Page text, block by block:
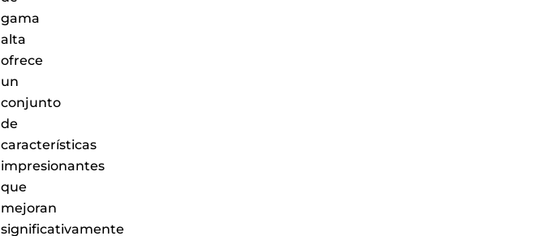
gama
alta
ofrece
un
conjunto
de
características
impresionantes
que
mejoran
significativamente